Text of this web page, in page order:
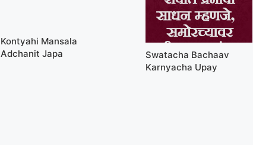
Kontyahi Mansala
Adchanit Japa
Swatacha Bachaav
Karnyacha Upay